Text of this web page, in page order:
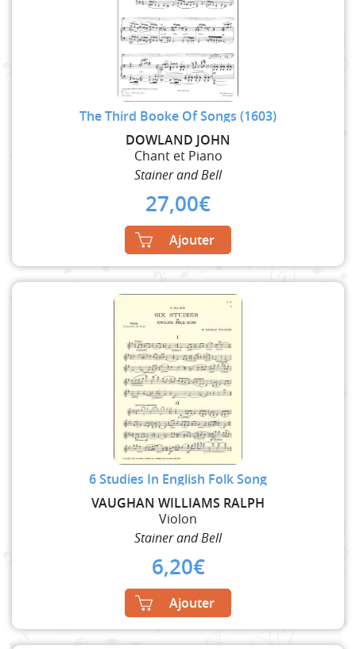
The Third Booke Of Songs (1603)
DOWLAND JOHN
Chant et Piano
Stainer and Bell
27,00€
Ajouter
6 Studies In English Folk Song
VAUGHAN WILLIAMS RALPH
Violon
Stainer and Bell
6,20€
Ajouter